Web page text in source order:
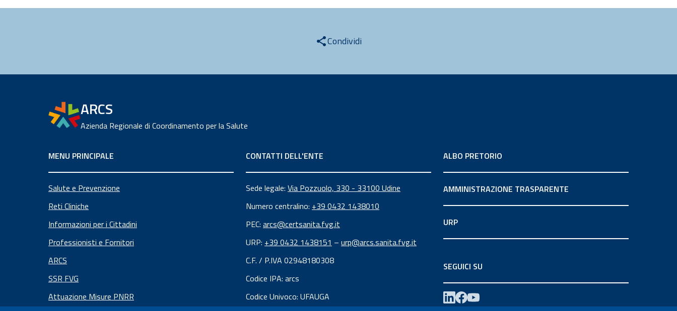
Condividi
ARCS
Azienda Regionale di Coordinamento per la Salute
MENU PRINCIPALE
Salute e Prevenzione
Reti Cliniche
Informazioni per i Cittadini
Professionisti e Fornitori
ARCS
SSR FVG
Attuazione Misure PNRR
CONTATTI DELL'ENTE
Sede legale: Via Pozzuolo, 330 - 33100 Udine
Numero centralino: +39 0432 1438010
PEC: arcs@certsanita.fvg.it
URP: +39 0432 1438151 – urp@arcs.sanita.fvg.it
C.F. / P.IVA 02948180308
Codice IPA: arcs
Codice Univoco: UFAUGA
ALBO PRETORIO
AMMINISTRAZIONE TRASPARENTE
URP
SEGUICI SU